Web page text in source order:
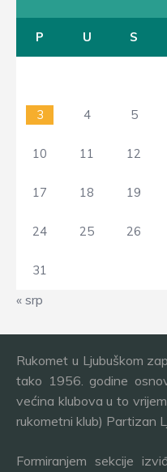
P U S
3 4 5
10 11 12
17 18 19
24 25 26
31
« srp
Rukomet u Ljubuškom
tako 1956. godine
većina klubova u to
rukometni klub) Partizan
Formiranjem sekcije